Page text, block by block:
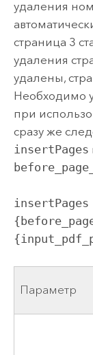
удаления
страница 3
удаления
удалены,
Необходимо
при
сразу же
insertPages
Параметр